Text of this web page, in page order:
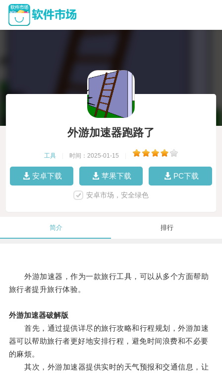
外游加速器跑路了
工具 时间：2025-01-15
安卓下载 苹果下载 PC下载
安卓市场，安全绿色
简介 排行
外游加速器，作为一款旅行工具，可以从多个方面帮助
旅行者提升旅行体验。
外游加速器破解版
首先，通过提供详尽的旅行攻略和行程规划，外游加速
器可以帮助旅行者更好地安排行程，避免时间浪费和不必要
的麻烦。
其次，外游加速器提供实时的天气预报和交通信息，让